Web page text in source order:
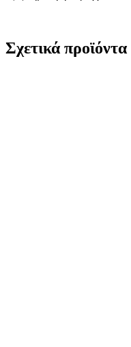
Σχετικά προϊόντα